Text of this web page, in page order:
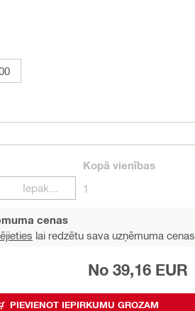
Kopā vienības
1
cenas
lai redzētu sava uzņēmuma cenas.
No 39,16 EUR
PIEVIENOT IEPIRKUMU GROZAM